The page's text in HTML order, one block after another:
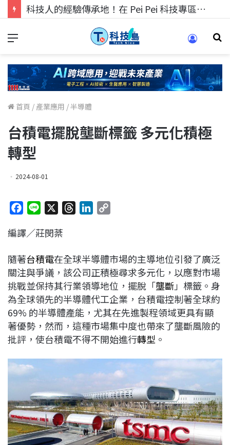
科技人的經驗傳承地！在 Pei Pei 科技專區，與學弟妹交流最硬核的技術
首頁 / 產業應用 /半導體
台積電擺脫壟斷標籤 多元化積極
轉型
2024-08-01
c
b
o
o
k
n
a
d
s
e
d
I
n
L
i
n
k
編譯／莊閔棻
隨著台積電在全球半導體市場的主導地位引發了廣泛
關注與爭議，該公司正積極尋求多元化，以應對市場
挑戰並保持其行業領導地位，擺脫「壟斷」標籤。身
為全球領先的半導體代工企業，台積電控制著全球約
69% 的半導體產能，尤其在先進製程領域更具有顯
著優勢，然而，這種市場集中度也帶來了壟斷風險的
批評，使台積電不得不開始進行轉型 。